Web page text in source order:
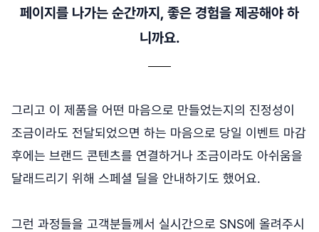
페이지를 나가는 순간까지, 좋은 경험을 제공해야 하
니까요.
그리고 이 제품을 어떤 마음으로 만들었는지의 진정성이
조금이라도 전달되었으면 하는 마음으로 당일 이벤트 마감
후에는 브랜드 콘텐츠를 연결하거나 조금이라도 아쉬움을
달래드리기 위해 스페셜 딜을 안내하기도 했어요.
그런 과정들을 고객분들께서 실시간으로 SNS에 올려주시